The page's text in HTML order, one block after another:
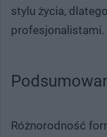
stylu życia,
profesjonalistami.
Różnorodność